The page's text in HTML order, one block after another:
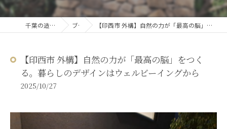
千葉の造園なら結ニワ屋 ブログ 【印西市 外構】自然の力が「最高の脳」をつくる。暮らしのデザインはウェルビーイングから
【印西市 外構】自然の力が「最高の脳」をつく
る。暮らしのデザインはウェルビーイングから
2025/10/27